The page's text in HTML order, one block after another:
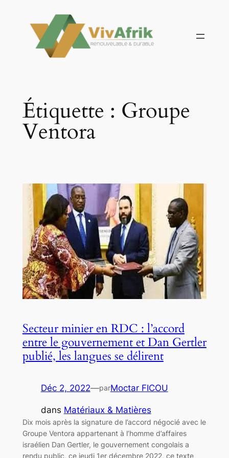
contenu
Étiquette : Groupe
Ventora
Secteur minier en RDC : l’accord
entre le gouvernement et Dan Gertler
publié, les langues se délirent
Déc 2, 2022—parMoctar FICOU
dans Matériaux & Matières
Dix mois après la signature de l’accord négocié avec le
Groupe Ventora appartenant à l’homme d’affaires
israélien Dan Gertler, le gouvernement congolais a
rendu public, ce jeudi 1er décembre 2022, ce texte